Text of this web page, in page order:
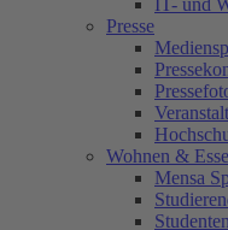
IT- und
Presse
Wohnen &
Mensa